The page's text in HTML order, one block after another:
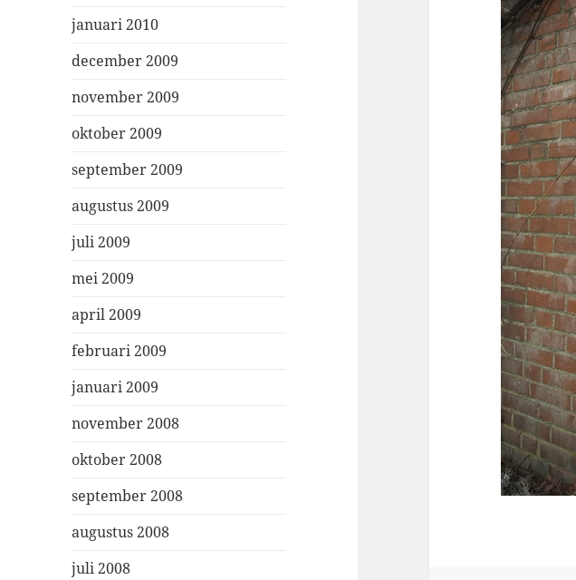
januari 2010
december 2009
november 2009
oktober 2009
september 2009
augustus 2009
juli 2009
mei 2009
april 2009
februari 2009
januari 2009
november 2008
oktober 2008
september 2008
augustus 2008
juli 2008